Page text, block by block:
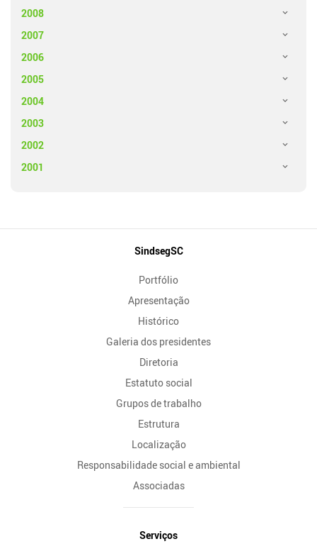
2008
2007
2006
2005
2004
2003
2002
2001
SindsegSC
Portfólio
Apresentação
Histórico
Galeria dos presidentes
Diretoria
Estatuto social
Grupos de trabalho
Estrutura
Localização
Responsabilidade social e ambiental
Associadas
Serviços